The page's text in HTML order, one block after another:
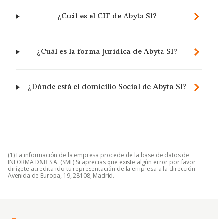
¿Cuál es el CIF de Abyta Sl?
¿Cuál es la forma jurídica de Abyta Sl?
¿Dónde está el domicilio Social de Abyta Sl?
(1) La información de la empresa procede de la base de datos de
INFORMA D&B S.A. (SME) Si aprecias que existe algún error por favor
dirígete acreditando tu representación de la empresa a la dirección
Avenida de Europa, 19, 28108, Madrid.